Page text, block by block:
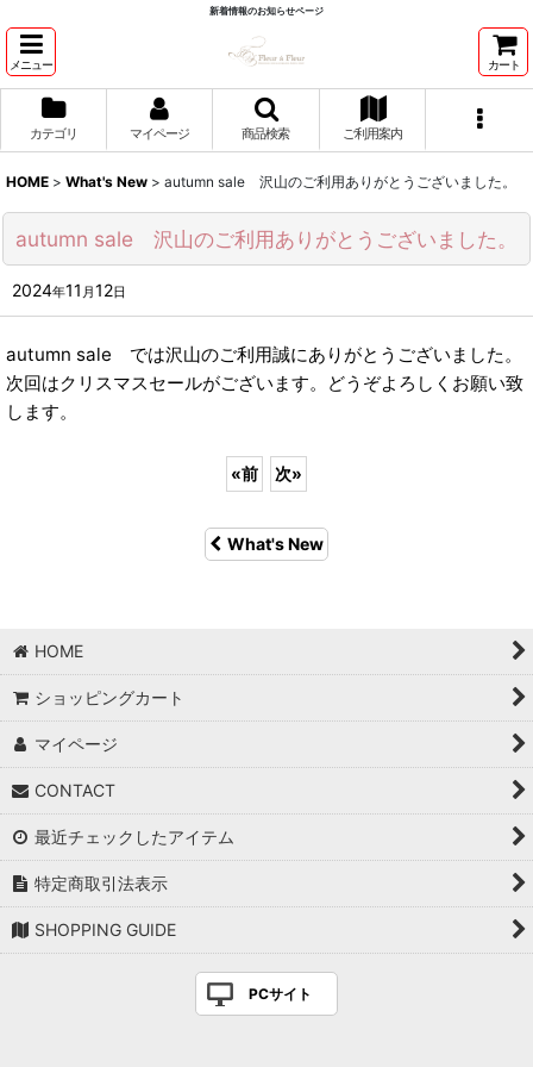
新着情報のお知らせページ
メニュー カート
カテゴリ マイページ 商品検索 ご利用案内
HOME > What's New > autumn sale 沢山のご利用ありがとうございました。
autumn sale 沢山のご利用ありがとうございました。
2024年11 月12日
autumn sale では沢山のご利用誠にありがとうございました。
次回はクリスマスセールがございます。どうぞよろしくお願い致
します。
«前 次»
What's New
HOME
ショッピングカート
マイページ
CONTACT
最近チェックしたアイテム
特定商取引法表示
SHOPPING GUIDE
PCサイト